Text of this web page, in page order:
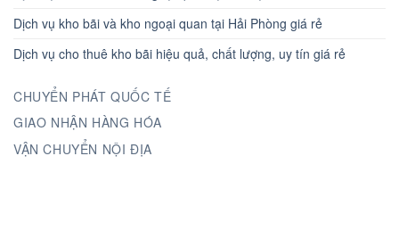
Dịch vụ kho bãi và kho ngoại quan tại Hải Phòng giá rẻ
Dịch vụ cho thuê kho bãi hiệu quả, chất lượng, uy tín giá rẻ
CHUYỂN PHÁT QUỐC TẾ
GIAO NHẬN HÀNG HÓA
VẬN CHUYỂN NỘI ĐỊA